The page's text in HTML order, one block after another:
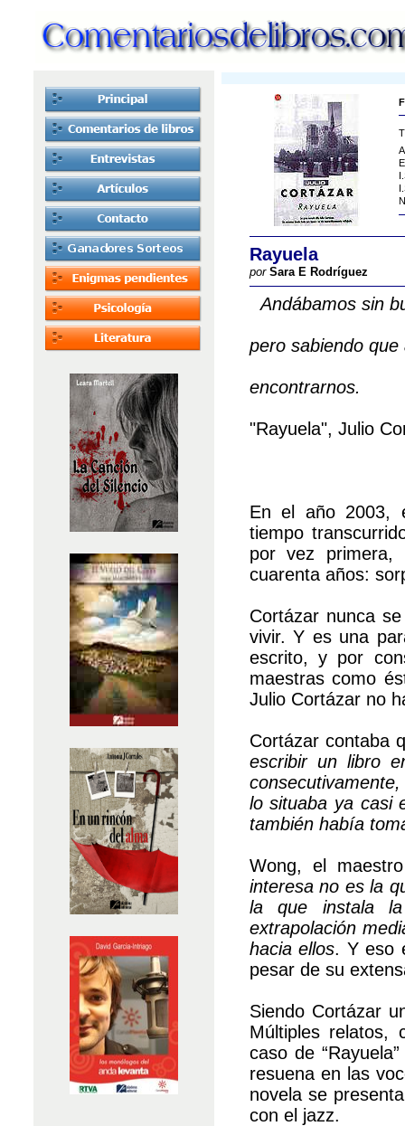
Rayuela
por Sara E Rodríguez
Andábamos sin
pero sabiendo
encontrarnos.
"Rayuela", Julio
En el año 2003,
tiempo
por vez
cuarenta años:
Cortázar nunca
vivir. Y es una
escrito, y por
maestras como
Julio Cortázar no
Cortázar contaba
escribir un libro
lo situaba ya casi
también había
Wong, el
interesa no es la
la que instala
extrapolación
hacia ellos. Y eso
pesar de su
Siendo Cortázar
Múltiples relatos,
caso de
resuena en las
novela se
con el jazz.